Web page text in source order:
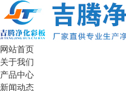
网站首页
关于我们
产品中心
新闻动态